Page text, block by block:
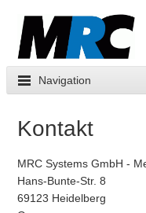
Navigation
Kontakt
MRC Systems GmbH -
Hans-Bunte-Str. 8
69123 Heidelberg